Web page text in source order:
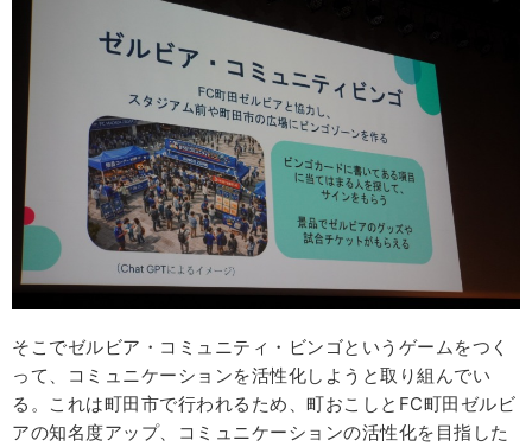
そこでゼルビア・コミュニティ・ビンゴというゲームをつく
って、コミュニケーションを活性化しようと取り組んでい
る。これは町田市で行われるため、町おこしとFC町田ゼルビ
アの知名度アップ、コミュニケーションの活性化を目指した